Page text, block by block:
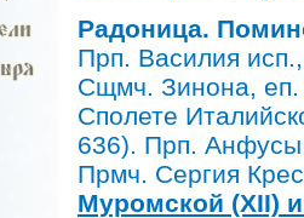
Радоница.
Прп. Василия
Сщмч. Зинона, еп.
Сполете
636). Прп.
Прмч. Сергия
Муромской (XII)